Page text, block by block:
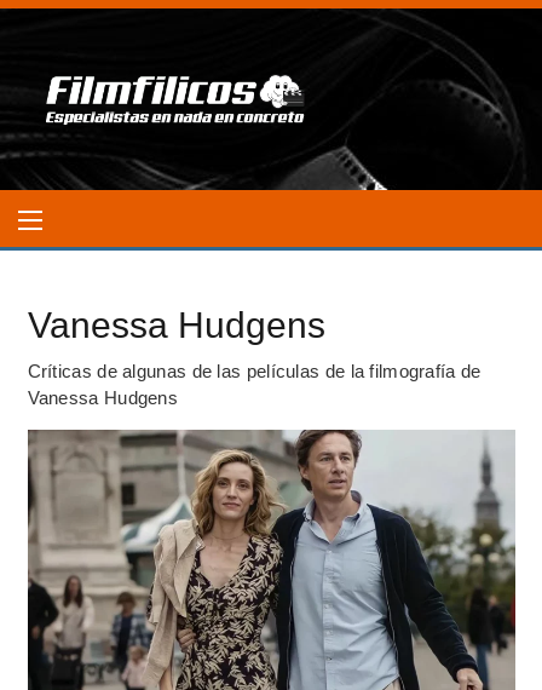
Vanessa Hudgens
Críticas de algunas de las películas de la filmografía de
Vanessa Hudgens